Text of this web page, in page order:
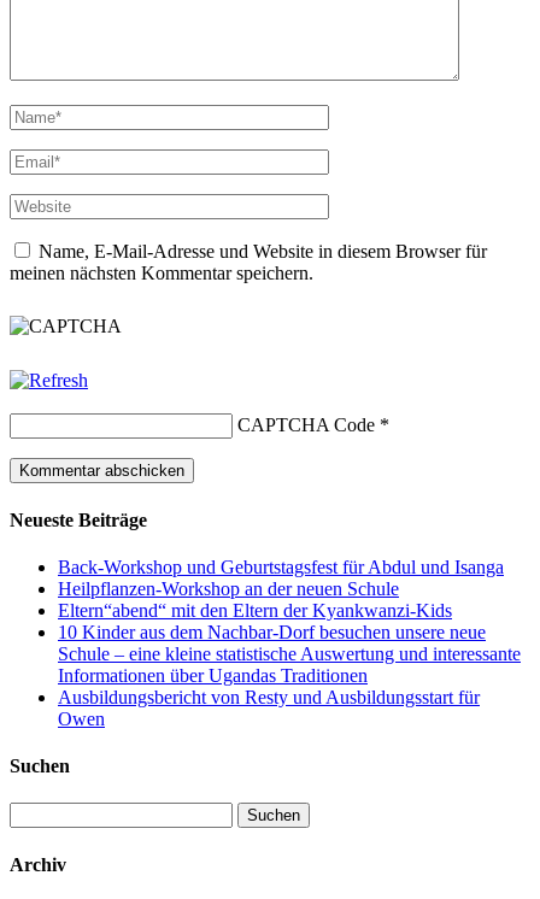
Name, E-Mail-Adresse und Website in diesem Browser für
meinen nächsten Kommentar speichern.
CAPTCHA Code *
Neueste Beiträge
Back-Workshop und Geburtstagsfest für Abdul und Isanga
Heilpflanzen-Workshop an der neuen Schule
Eltern“abend“ mit den Eltern der Kyankwanzi-Kids
10 Kinder aus dem Nachbar-Dorf besuchen unsere neue
Schule – eine kleine statistische Auswertung und interessante
Informationen über Ugandas Traditionen
Ausbildungsbericht von Resty und Ausbildungsstart für
Owen
Suchen
nach:
Archiv